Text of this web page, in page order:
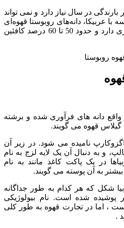
و 52 سانتی متر بارندگی در سال نیاز دارد و نمی تواند
با عربیکا، دانه‌های روبوستا قهوه‌ای
تولید می‌کنند که طعم متمایزی دارد و حدود 50 تا 60 درصد کافئین
دانه های فرآوری شده و برشته
قهوه می گویند.
نامیده می شود. در زیر آن
و به دنبال آن یک لایه لزج به نام
در یک پاکت کاغذ مانند به نام
به آن پوسته می گویند.
شکل که هر کدام به طور جداگانه
شده است. نام بیولوژیکی
، اما در تجارت قهوه به طور کلی
.